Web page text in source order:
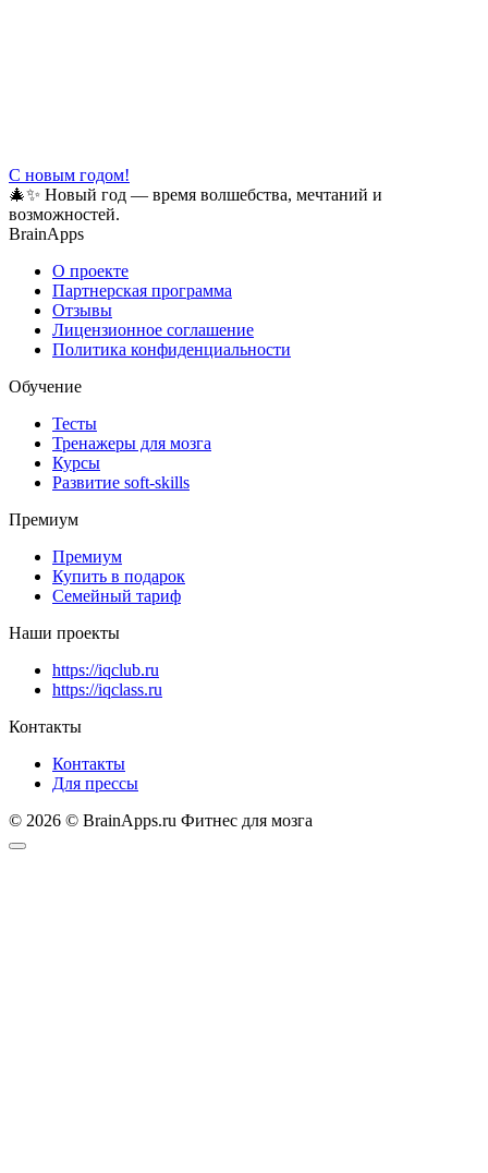
С новым годом!
🎄✨ Новый год — время волшебства, мечтаний и
возможностей.
BrainApps
О проекте
Партнерская программа
Отзывы
Лицензионное соглашение
Политика конфиденциальности
Обучение
Тесты
Тренажеры для мозга
Курсы
Развитие soft-skills
Премиум
Премиум
Купить в подарок
Семейный тариф
Наши проекты
https://iqclub.ru
https://iqclass.ru
Контакты
Контакты
Для прессы
© 2026 © BrainApps.ru Фитнес для мозга